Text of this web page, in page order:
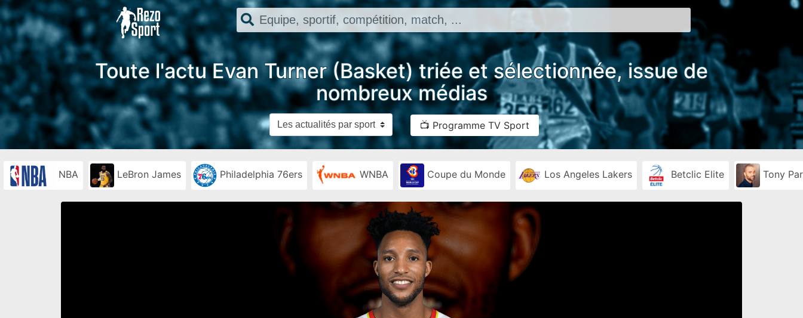
Toute l'actu Evan Turner (Basket) triée et sélectionnée, issue de
nombreux médias
📺 Programme TV Sport
NBA LeBron James Philadelphia 76ers WNBA Coupe du Monde Los Angeles Lakers Betclic Elite Tony